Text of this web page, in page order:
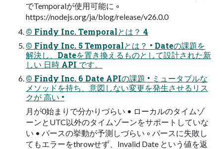
でTemporalが使⽤可能に ◦
https://nodejs.org/ja/blog/release/v26.0.0
© Findy Inc. Temporalとは？ 4
© Findy Inc. 5 Temporalとは？ • Dateの課題を
解決し、Dateを置き換えるものとして設計された新
しい ⽇時 API です。
© Findy Inc. 6 Date APIの課題 • ミュータブルな
メソッドを持ち、意図しない変更を発⽣させるリス
クが ⾼い •
⽉が0始まりで分かりづらい • ローカルのタイムゾ
ーンとUTC以外のタイムゾーンをサポートしていな
い • パースの挙動が予測しづらい ◦ パースに失敗し
てもエラーをthrowせず、Invalid Date という値を返